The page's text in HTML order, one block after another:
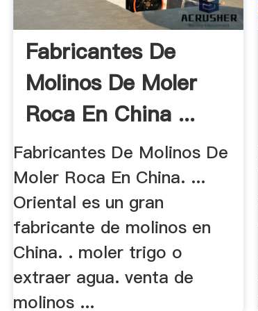
Fabricantes De
Molinos De Moler
Roca En China ...
Fabricantes De Molinos De
Moler Roca En China. ...
Oriental es un gran
fabricante de molinos en
China. . moler trigo o
extraer agua. venta de
molinos ...